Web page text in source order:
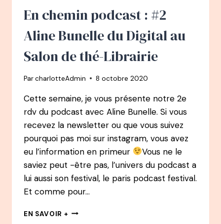
VOIX
LA
DIFFÉRENCE
POUR
IMPACT
–
MICHEL
En chemin podcast : #2
Aline Bunelle du Digital au
Salon de thé-Librairie
ParcharlotteAdmin 8 octobre 2020
Cette semaine, je vous présente notre 2e
rdv du podcast avec Aline Bunelle. Si vous
recevez la newsletter ou que vous suivez
pourquoi pas moi sur instagram, vous avez
eu l’information en primeur
Vous ne le
saviez peut -être pas, l’univers du podcast a
lui aussi son festival, le paris podcast festival.
Et comme pour…
EN SAVOIR + EN